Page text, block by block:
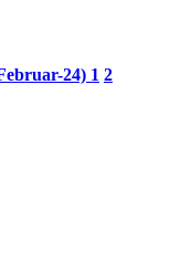
24) 1 2